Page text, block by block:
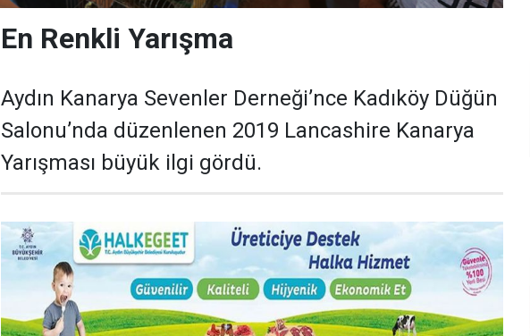
En Renkli Yarışma
Aydın Kanarya Sevenler Derneği’nce Kadıköy Düğün
Salonu’nda düzenlenen 2019 Lancashire Kanarya
Yarışması büyük ilgi gördü.